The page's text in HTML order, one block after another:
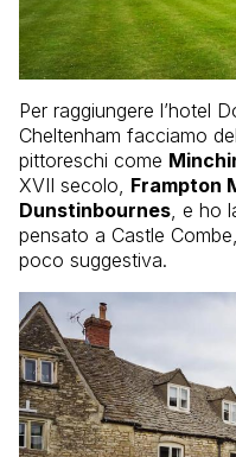
Per raggiungere l’hotel
Cheltenham facciamo
pittoreschi come
XVII secolo, Frampton
Dunstinbournes , e ho
pensato a Castle
poco suggestiva.